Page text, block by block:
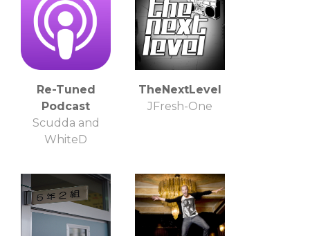
Re-Tuned
Podcast
Scudda and
WhiteD
TheNextLevel
JFresh-One